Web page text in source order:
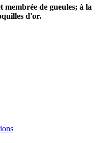
membrée de gueules; à la
d'or.